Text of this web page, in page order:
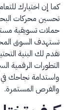
كما إن اختيارك
تحسين محركات
حملات تسويقية
تقدم لك البنية
التطورات الرقمية
واستدامة نجاحك في
والفرص المستمرة.